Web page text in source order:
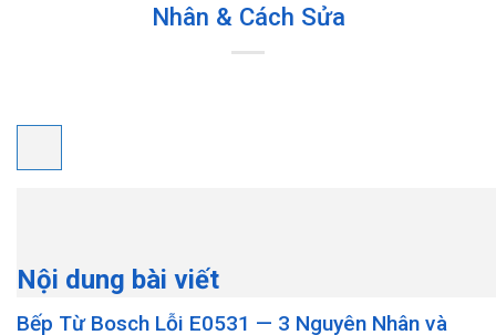
Nhân & Cách Sửa
Nội dung bài viết
Bếp Từ Bosch Lỗi E0531 — 3 Nguyên Nhân và